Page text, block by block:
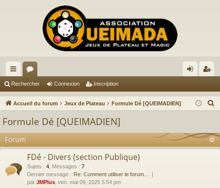
ac
co
s
or
u ne cri
Rechercher Connexion Inscription
Accueil du forum Jeux de Plateau Formule Dé [QUEIMADIEN]
h
e
Formule Dé [QUEIMADIEN]
Forum
FDé - Divers (section Publique)
Sujets : 4 Messages : 7
Dernier message : Re: Comment utiliser le forum…
par JMPlus , ven. mai 09, 2025 5:54 pm